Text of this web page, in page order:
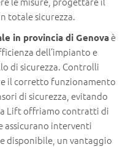
totale sicurezza.
in provincia di Genovaè
dell’impianto e
di sicurezza. Controlli
il corretto funzionamento
di sicurezza, evitando
Lift offriamo contratti di
assicurano interventi
disponibile, un vantaggio